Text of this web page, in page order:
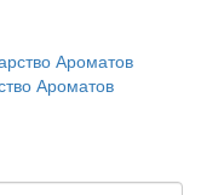
Ароматов